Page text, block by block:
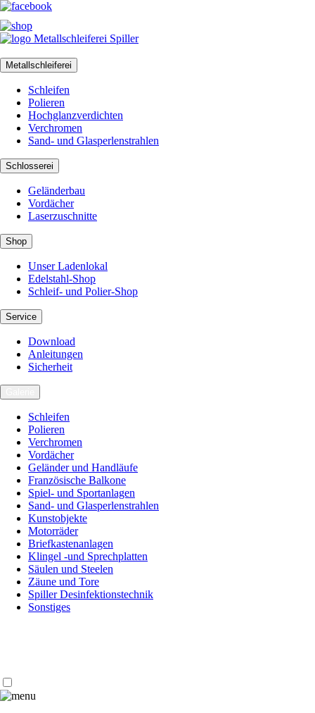
Metallschleiferei
Schleifen
Polieren
Hochglanzverdichten
Verchromen
Sand- und Glasperlenstrahlen
Schlosserei
Geländerbau
Vordächer
Laserzuschnitte
Shop
Unser Ladenlokal
Edelstahl-Shop
Schleif- und Polier-Shop
Service
Download
Anleitungen
Sicherheit
Schleifen
Polieren
Verchromen
Vordächer
Geländer und Handläufe
Französische Balkone
Spiel- und Sportanlagen
Sand- und Glasperlenstrahlen
Kunstobjekte
Motorräder
Briefkastenanlagen
Klingel -und Sprechplatten
Säulen und Steelen
Zäune und Tore
Spiller Desinfektionstechnik
Sonstiges